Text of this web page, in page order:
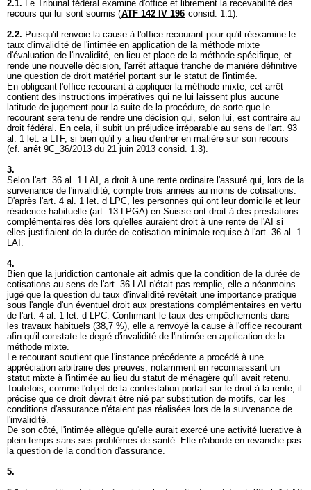
2.1. Le Tribunal fédéral examine d'office et librement la recevabilité des
recours qui lui sont soumis (ATF 142 IV 196 consid. 1.1).
2.2. Puisqu'il renvoie la cause à l'office recourant pour qu'il réexamine le
taux d'invalidité de l'intimée en application de la méthode mixte
d'évaluation de l'invalidité, en lieu et place de la méthode spécifique, et
rende une nouvelle décision, l'arrêt attaqué tranche de manière définitive
une question de droit matériel portant sur le statut de l'intimée.
En obligeant l'office recourant à appliquer la méthode mixte, cet arrêt
contient des instructions impératives qui ne lui laissent plus aucune
latitude de jugement pour la suite de la procédure, de sorte que le
recourant sera tenu de rendre une décision qui, selon lui, est contraire au
droit fédéral. En cela, il subit un préjudice irréparable au sens de l'art. 93
al. 1 let. a LTF, si bien qu'il y a lieu d'entrer en matière sur son recours
(cf. arrêt 9C_36/2013 du 21 juin 2013 consid. 1.3).
3.
Selon l'art. 36 al. 1 LAI , a droit à une rente ordinaire l'assuré qui, lors de la
survenance de l'invalidité, compte trois années au moins de cotisations.
D'après l'art. 4 al. 1 let. d LPC, les personnes qui ont leur domicile et leur
résidence habituelle (art. 13 LPGA) en Suisse ont droit à des prestations
complémentaires dès lors qu'elles auraient droit à une rente de l'AI si
elles justifiaient de la durée de cotisation minimale requise à l'art. 36 al. 1
LAI .
4.
Bien que la juridiction cantonale ait admis que la condition de la durée de
cotisations au sens de l'art. 36 LAI n'était pas remplie, elle a néanmoins
jugé que la question du taux d'invalidité revêtait une importance pratique
sous l'angle d'un éventuel droit aux prestations complémentaires en vertu
de l'art. 4 al. 1 let. d LPC. Confirmant le taux des empêchements dans
les travaux habituels (38,7 %), elle a renvoyé la cause à l'office recourant
afin qu'il constate le degré d'invalidité de l'intimée en application de la
méthode mixte.
Le recourant soutient que l'instance précédente a procédé à une
appréciation arbitraire des preuves, notamment en reconnaissant un
statut mixte à l'intimée au lieu du statut de ménagère qu'il avait retenu.
Toutefois, comme l'objet de la contestation portait sur le droit à la rente, il
précise que ce droit devrait être nié par substitution de motifs, car les
conditions d'assurance n'étaient pas réalisées lors de la survenance de
l'invalidité.
De son côté, l'intimée allègue qu'elle aurait exercé une activité lucrative à
plein temps sans ses problèmes de santé. Elle n'aborde en revanche pas
la question de la condition d'assurance.
5.